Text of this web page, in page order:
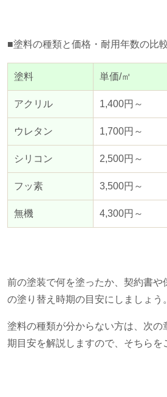
■塗料の種類と価格・耐用年数の比
塗料 単価/㎡
アクリル 1,400円～
ウレタン 1,700円～
シリコン 2,500円～
フッ素 3,500円～
無機 4,300円～
前の塗装で何を塗ったか、契約書や
の塗り替え時期の目安にしましょう。
塗料の種類が分からない方は、次の
期目安を解説しますので、そちらを